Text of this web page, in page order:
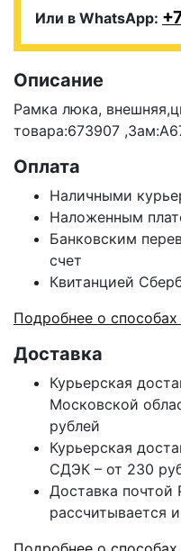
Или в WhatsApp:
Описание
Рамка люка,
товара:673907
Оплата
Наличными
Наложенным
Банковским
счет
Квитанцией
Подробнее о способах
Доставка
Курьерская
Московской
рублей
Курьерская
СДЭК – от 230
Доставка почтой
рассчитывается